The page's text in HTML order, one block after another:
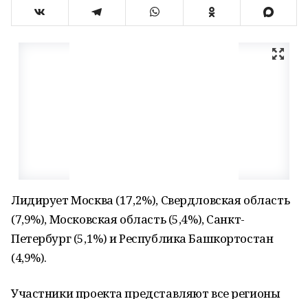
Лидирует Москва (17,2%), Свердловская область
(7,9%), Московская область (5,4%), Санкт-
Петербург (5,1%) и Республика Башкортостан
(4,9%).
Участники проекта представляют все регионы